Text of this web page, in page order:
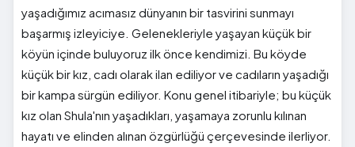
yaşadığımız acımasız dünyanın bir tasvirini sunmayı
başarmış izleyiciye. Gelenekleriyle yaşayan küçük bir
köyün içinde buluyoruz ilk önce kendimizi. Bu köyde
küçük bir kız, cadı olarak ilan ediliyor ve cadıların yaşadığı
bir kampa sürgün ediliyor. Konu genel itibariyle; bu küçük
kız olan Shula'nın yaşadıkları, yaşamaya zorunlu kılınan
hayatı ve elinden alınan özgürlüğü çerçevesinde ilerliyor.